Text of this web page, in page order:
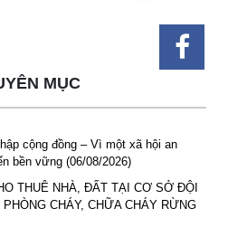
MỤC
cộng đồng – Vì một xã hội an
bền vững (06/08/2026)
THUÊ NHÀ, ĐẤT TẠI CƠ SỞ ĐỘI
CHÁY, CHỮA CHÁY RỪNG